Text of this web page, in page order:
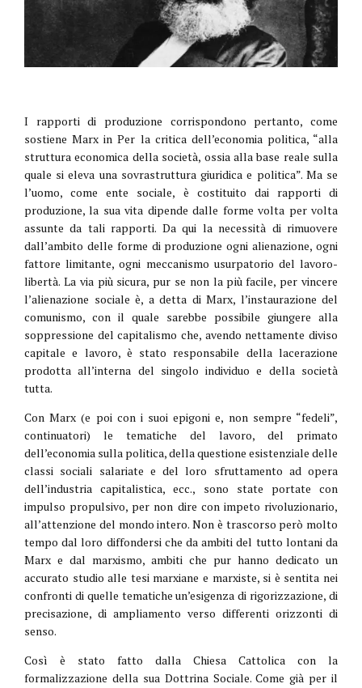
I rapporti di produzione corrispondono pertanto, come
sostiene Marx in Per la critica dell’economia politica, “alla
struttura economica della società, ossia alla base reale sulla
quale si eleva una sovrastruttura giuridica e politica”. Ma se
l’uomo, come ente sociale, è costituito dai rapporti di
produzione, la sua vita dipende dalle forme volta per volta
assunte da tali rapporti. Da qui la necessità di rimuovere
dall’ambito delle forme di produzione ogni alienazione, ogni
fattore limitante, ogni meccanismo usurpatorio del lavoro-
libertà. La via più sicura, pur se non la più facile, per vincere
l’alienazione sociale è, a detta di Marx, l’instaurazione del
comunismo, con il quale sarebbe possibile giungere alla
soppressione del capitalismo che, avendo nettamente diviso
capitale e lavoro, è stato responsabile della lacerazione
prodotta all’interna del singolo individuo e della società
tutta.
Con Marx (e poi con i suoi epigoni e, non sempre “fedeli”,
continuatori) le tematiche del lavoro, del primato
dell’economia sulla politica, della questione esistenziale delle
classi sociali salariate e del loro sfruttamento ad opera
dell’industria capitalistica, ecc., sono state portate con
impulso propulsivo, per non dire con impeto rivoluzionario,
all’attenzione del mondo intero. Non è trascorso però molto
tempo dal loro diffondersi che da ambiti del tutto lontani da
Marx e dal marxismo, ambiti che pur hanno dedicato un
accurato studio alle tesi marxiane e marxiste, si è sentita nei
confronti di quelle tematiche un’esigenza di rigorizzazione, di
precisazione, di ampliamento verso differenti orizzonti di
senso.
Così è stato fatto dalla Chiesa Cattolica con la
formalizzazione della sua Dottrina Sociale. Come già per il